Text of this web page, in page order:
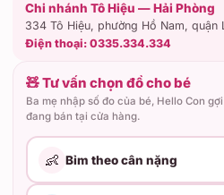
Chi nhánh Tô Hiệu — Hải Phòng
334 Tô Hiệu, phường Hồ Nam, quận
Điện thoại: 0335.334.334
🧸 Tư vấn chọn đồ cho bé
Ba mẹ nhập số đo của bé, Hello Con
đang bán tại cửa hàng.
👶 Bỉm theo cân nặng